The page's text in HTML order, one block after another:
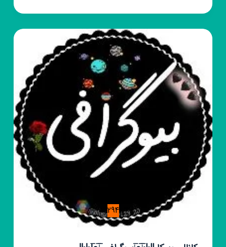
عاشقانه
غمگین
بیوگرافی
294